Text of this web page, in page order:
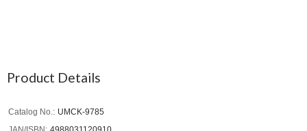
Product Details
Catalog No.
UMCK-9785
JAN/ISBN
4988031120910